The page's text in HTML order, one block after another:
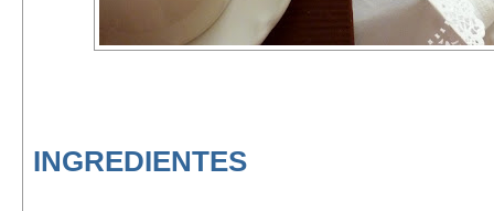
INGREDIENTES